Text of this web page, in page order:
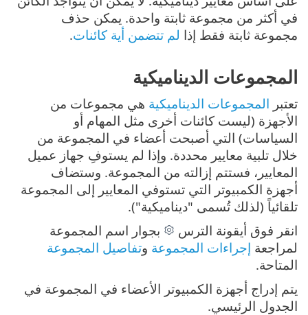
في أكثر من مجموعة ثابتة واحدة. يمكن حذف
مجموعة ثابتة فقط إذا لم تتضمن أية كائنات.
المجموعات الديناميكية
تعتبر المجموعات الديناميكية هي مجموعات من
الأجهزة (ليست كائنات أخرى مثل المهام أو
السياسات) التي أصبحت أعضاء في المجموعة من
خلال تلبية معايير محددة. وإذا لم يستوفِ جهاز عميل
المعايير، فستتم إزالته من المجموعة. وستضاف
أجهزة الكمبيوتر التي تستوفي المعايير إلى المجموعة
تلقائياً (لذلك تُسمى "ديناميكية").
انقر فوق أيقونة الترس
بجوار اسم المجموعة
لمراجعة إجراءات المجموعة وتفاصيل المجموعة
المتاحة.
يتم إدراج أجهزة الكمبيوتر الأعضاء في المجموعة في
الجدول الرئيسي.